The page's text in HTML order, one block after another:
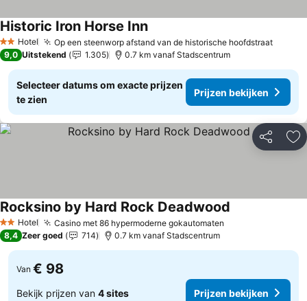
2 Sterren
Hotel Op een steenworp afstand van de historische hoofdstraat
Historic Iron Horse InnPrijzen bekijken
9,0 Uitstekend 1.305 0.7 km vanaf Stadscentrum
Selecteer datums om exacte prijzen
te zien
Prijzen bekijken
Delen
2 Sterren
Hotel Casino met 86 hypermoderne gokautomaten
Rocksino by Hard Rock Deadwood
8,4 Zeer goed 714 0.7 km vanaf Stadscentrum
Van € 98
Bekijk prijzen van 4 sites Prijzen bekijken